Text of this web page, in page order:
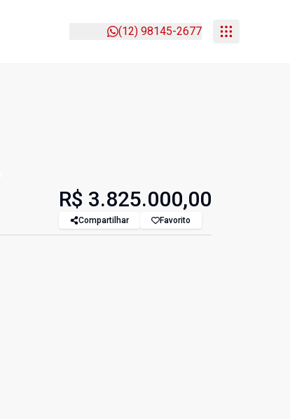
(12) 98145-2677
R$ 3.825.000,00
Compartilhar Favorito